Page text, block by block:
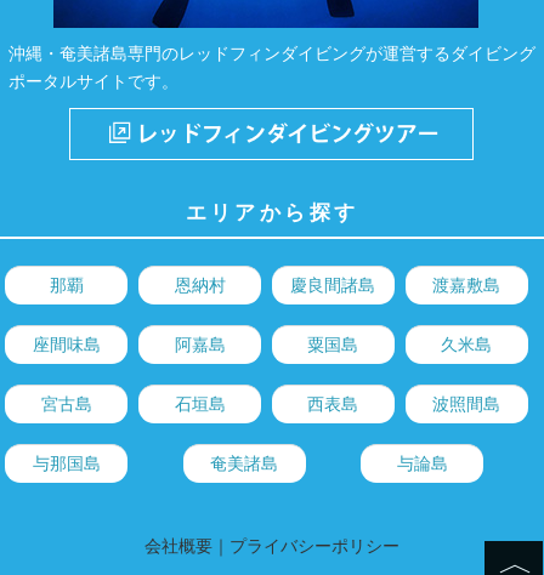
沖縄・奄美諸島専門のレッドフィンダイビングが運営するダイビング
ポータルサイトです。
エリアから探す
那覇 恩納村 慶良間諸島 渡嘉敷島
座間味島 阿嘉島 粟国島 久米島
宮古島 石垣島 西表島 波照間島
与那国島 奄美諸島 与論島
会社概要 ｜ プライバシーポリシー